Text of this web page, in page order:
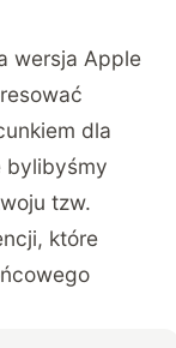
wersja Apple
dla
bylibyśmy
tzw.
które